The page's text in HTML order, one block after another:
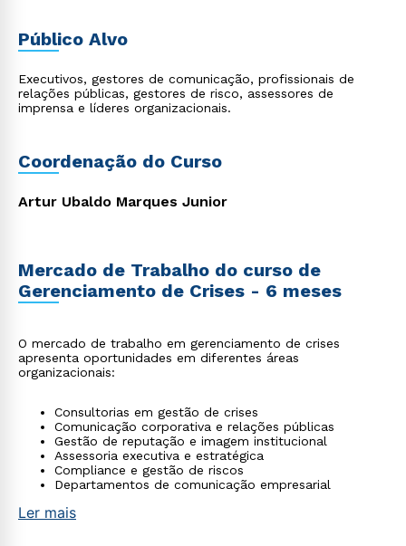
Público Alvo
Executivos, gestores de comunicação, profissionais de
relações públicas, gestores de risco, assessores de
imprensa e líderes organizacionais.
Coordenação do Curso
Artur Ubaldo Marques Junior
Mercado de Trabalho do curso de
Gerenciamento de Crises - 6 meses
O mercado de trabalho em gerenciamento de crises
apresenta oportunidades em diferentes áreas
organizacionais:
Consultorias em gestão de crises
Comunicação corporativa e relações públicas
Gestão de reputação e imagem institucional
Assessoria executiva e estratégica
Compliance e gestão de riscos
Departamentos de comunicação empresarial
Ler mais